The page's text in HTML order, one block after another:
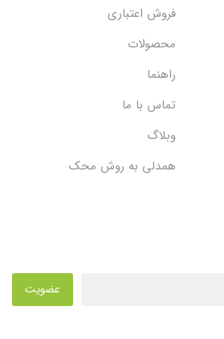
فروش اعتباری
محصولات
راهنما
تماس با ما
وبلاگ
همدلی به روش محک
عضویت